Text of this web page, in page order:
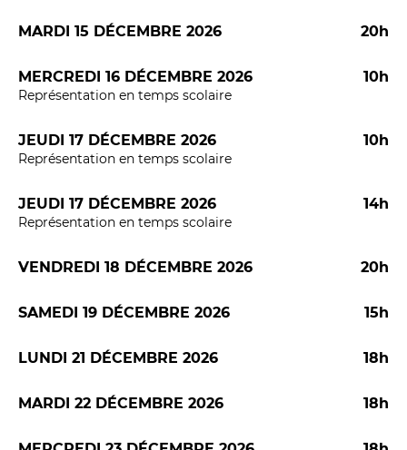
BILLETTERIE
Accueil & horaires
Tarifs, abonnements & places à l’unité
Espace relais
MARDI 15 DÉCEMBRE 2026 20h
MERCREDI 16 DÉCEMBRE 2026 10h
Représentation en temps scolaire
JEUDI 17 DÉCEMBRE 2026 10h
Représentation en temps scolaire
JEUDI 17 DÉCEMBRE 2026 14h
Représentation en temps scolaire
VENDREDI 18 DÉCEMBRE 2026 20h
SAMEDI 19 DÉCEMBRE 2026 15h
LUNDI 21 DÉCEMBRE 2026 18h
MARDI 22 DÉCEMBRE 2026 18h